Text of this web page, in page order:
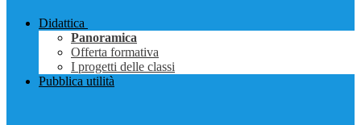
Didattica
Panoramica
Offerta formativa
I progetti delle classi
Pubblica utilità